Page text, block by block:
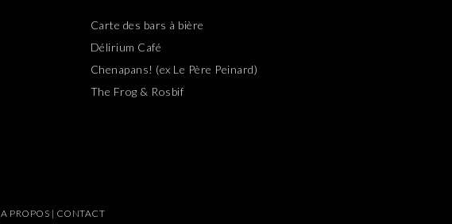
Carte des bars à bière
Délirium Café
Chenapans! (ex Le Père Peinard)
The Frog & Rosbif
A PROPOS | CONTACT